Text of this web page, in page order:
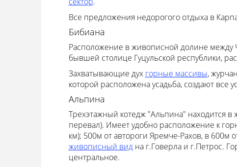
Все предложения недорогого отдыха в
Бибиана
Расположение в живописной долине между
бывшей столице Гуцульской республики,
Захватывающие дух горные массивы,
которой расположена усадьба, создают все
Альпина
Трехэтажный котедж "Альпина" находится
перевал). Имеет удобно расположение к
км); 500м от автороги Яремче-Рахов, в 600м
живописный видна г.Говерла и г.Петрос.
центральное.